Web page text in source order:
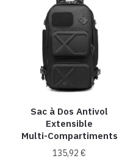
variations.
Les
options
peuvent
être
choisies
sur
la
page
du
produit
Sac à Dos Antivol
Extensible
Multi-Compartiments
135,92€